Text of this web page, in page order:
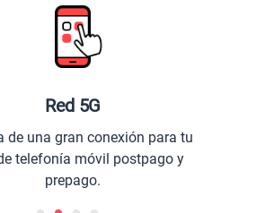
Comunícate con